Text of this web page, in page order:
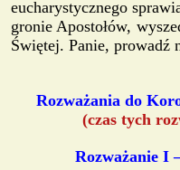
eucharystycznego
gronie Apostołów,
Świętej. Panie, prowadź
Rozważania do
(czas tych
Rozważanie I